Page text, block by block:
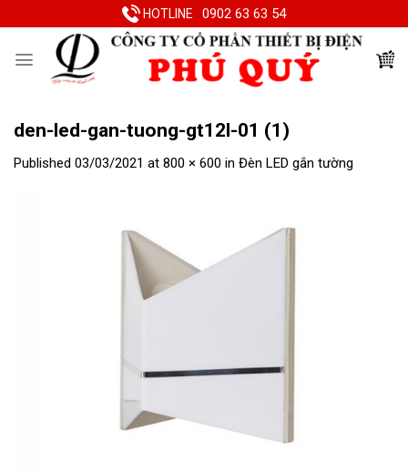
to
HOTLINE 0902 63 63 54
den-led-gan-tuong-gt12l-01 (1)
Published 03/03/2021 at 800 × 600 in Đèn LED gắn tường